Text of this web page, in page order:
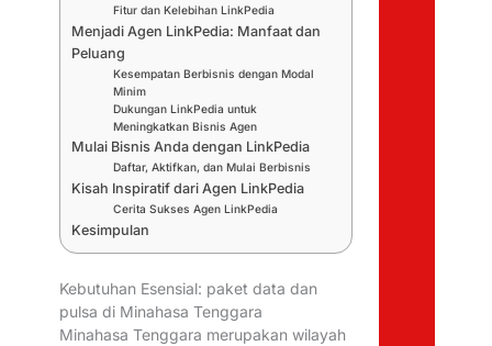
Fitur dan Kelebihan LinkPedia
Menjadi Agen LinkPedia: Manfaat dan
Peluang
Kesempatan Berbisnis dengan Modal
Minim
Dukungan LinkPedia untuk
Meningkatkan Bisnis Agen
Mulai Bisnis Anda dengan LinkPedia
Daftar, Aktifkan, dan Mulai Berbisnis
Kisah Inspiratif dari Agen LinkPedia
Cerita Sukses Agen LinkPedia
Kesimpulan
Kebutuhan Esensial: paket data dan
pulsa di Minahasa Tenggara
Minahasa Tenggara merupakan wilayah